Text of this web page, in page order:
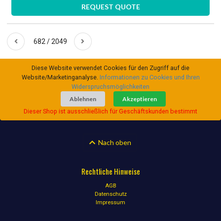
REQUEST QUOTE
682 / 2049
Diese Website verwendet Cookies für den Zugriff auf die
Website/Marketinganalyse. Informationen zu Cookies und Ihren
Widerspruchsmöglichkeiten
Ablehnen
Akzeptieren
Dieser Shop ist ausschließlich für Geschäftskunden bestimmt
Nach oben
Rechtliche Hinweise
AGB
Datenschutz
Impressum